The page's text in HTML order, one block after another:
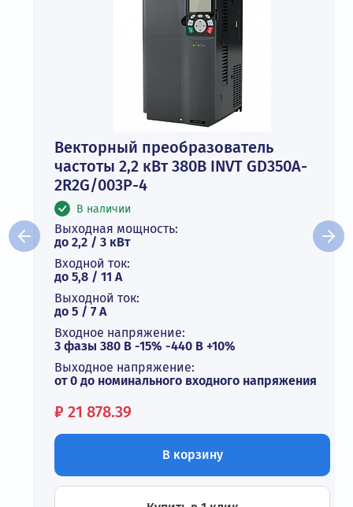
Векторный преобразователь
частоты 2,2 кВт 380В INVT GD350A-
2R2G/003P-4
В наличии
Выходная мощность:
до 2,2 / 3 кВт
Входной ток:
до 5,8 / 11 А
Выходной ток:
до 5 / 7 A
Входное напряжение:
3 фазы 380 В -15% -440 В +10%
Выходное напряжение:
от 0 до номинального входного напряжения
Цена:
₽ 21 878.39
В корзину